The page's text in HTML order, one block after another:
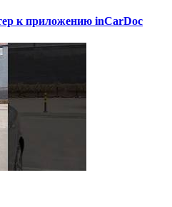
к приложению inCarDoc